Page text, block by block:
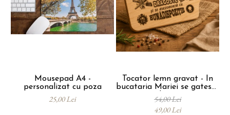
Mousepad A4 -
personalizat cu poza
25,00 Lei
Tocator lemn gravat - In
bucataria Mariei se gateste
cu dragoste
54,00 Lei
49,00 Lei